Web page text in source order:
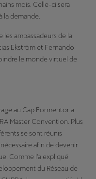
mois. Celle-ci sera
demande.
les ambassadeurs de la
Ekström et Fernando
le monde virtuel de
au Cap Formentor a
Master Convention. Plus
se sont réunis
afin de devenir
Comme l'a expliqué
du Réseau de